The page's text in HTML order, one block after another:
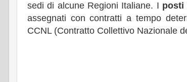
sedi di alcune Regioni Italiane. I posti
assegnati con contratti a tempo
CCNL (Contratto Collettivo Nazionale